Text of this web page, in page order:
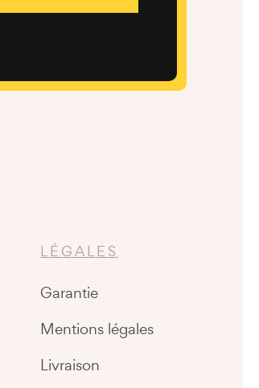
LÉGALES
Garantie
Mentions légales
Livraison